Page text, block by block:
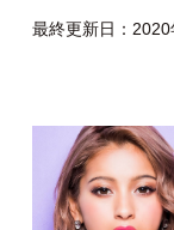
最終更新日：2020